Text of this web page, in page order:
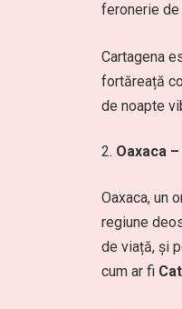
feronerie de
Cartagena
fortăreață
de noapte
Oaxaca
Oaxaca, un
regiune
de viață, și
cum ar fi